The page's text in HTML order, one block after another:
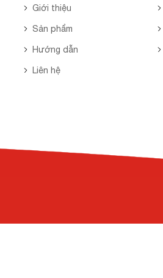
Giới thiệu
Sản phẩm
Hướng dẫn
Liên hệ